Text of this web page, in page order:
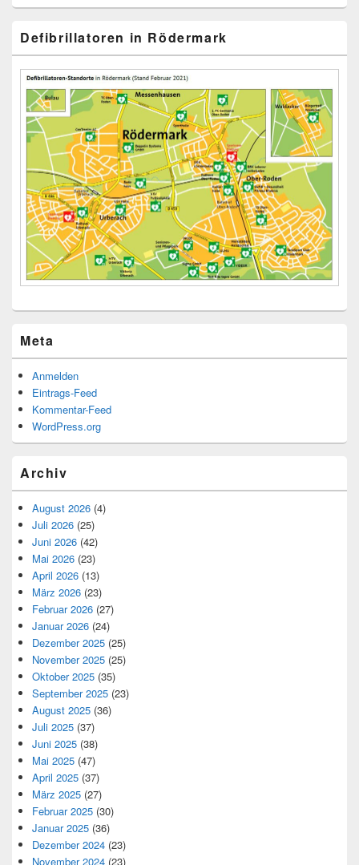
Defibrillatoren in Rödermark
Meta
Anmelden
Eintrags-Feed
Kommentar-Feed
WordPress.org
Archiv
August 2026 (4)
Juli 2026 (25)
Juni 2026 (42)
Mai 2026 (23)
April 2026 (13)
März 2026 (23)
Februar 2026 (27)
Januar 2026 (24)
Dezember 2025 (25)
November 2025 (25)
Oktober 2025 (35)
September 2025 (23)
August 2025 (36)
Juli 2025 (37)
Juni 2025 (38)
Mai 2025 (47)
April 2025 (37)
März 2025 (27)
Februar 2025 (30)
Januar 2025 (36)
Dezember 2024 (23)
November 2024 (23)